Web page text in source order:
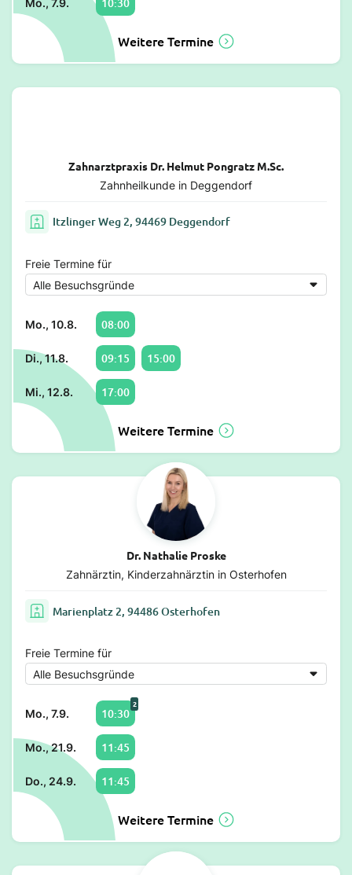
Weitere Termine
Zahnarztpraxis Dr. Helmut Pongratz M.Sc.
Zahnheilkunde in Deggendorf
Itzlinger Weg 2, 94469 Deggendorf
Freie Termine für
Mo., 10.8. 08:00
Di., 11.8. 09:15 15:00
Mi., 12.8. 17:00
Weitere Termine
Dr. Nathalie Proske
Zahnärztin, Kinderzahnärztin in Osterhofen
Marienplatz 2, 94486 Osterhofen
Freie Termine für
Mo., 7.9. 10:30
2
Mo., 21.9. 11:45
Do., 24.9. 11:45
Weitere Termine